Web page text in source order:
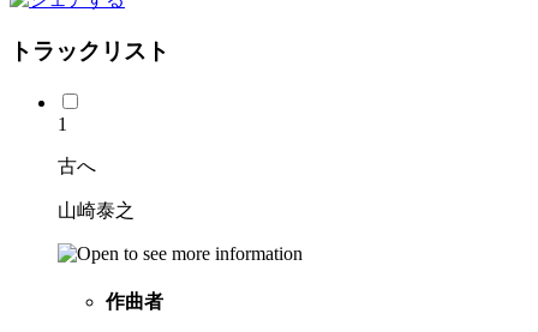
トラックリスト
1
古へ
山崎泰之
作曲者